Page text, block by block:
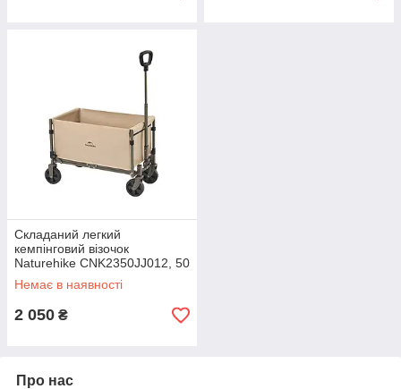
Складаний легкий
кемпінговий візочок
Naturehike CNK2350JJ012, 50
л, коричневий
Немає в наявності
2 050 ₴
Про нас